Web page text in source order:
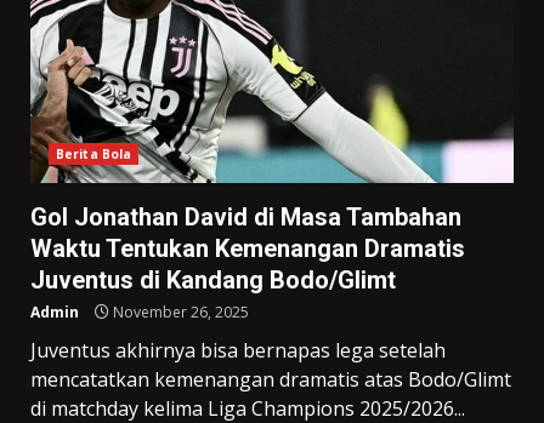
Berita Bola
Gol Jonathan David di Masa Tambahan
Waktu Tentukan Kemenangan Dramatis
Juventus di Kandang Bodo/Glimt
Admin November 26, 2025
Juventus akhirnya bisa bernapas lega setelah
mencatatkan kemenangan dramatis atas Bodo/Glimt
di matchday kelima Liga Champions 2025/2026...